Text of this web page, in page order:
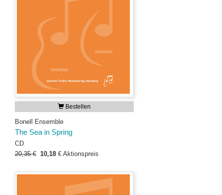
Bestellen
Bonell Ensemble
The Sea in Spring
CD
20,35 € 10,18 € Aktionspreis